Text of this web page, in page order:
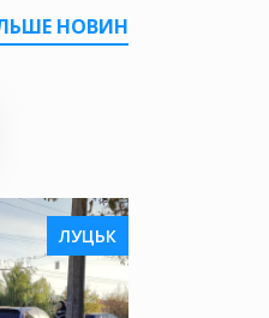
НОВИН
ЛУЦЬК